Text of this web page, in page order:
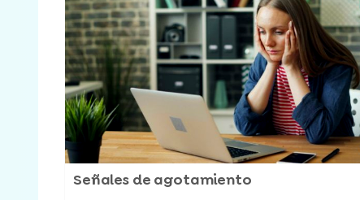
Señales de agotamiento